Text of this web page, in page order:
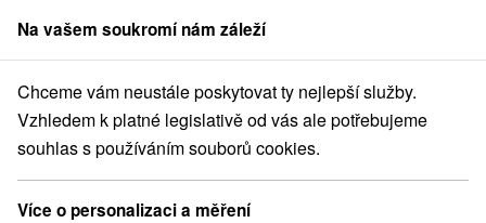
člen skupinySorger
Východné Slovensko Prešovský kraj Tatranská Lomnica
Atrakce Tatranská Lomnica a v
okolí
Na vašem soukromí nám záleží
Chceme vám neustále poskytovat ty nejlepší služby.
Vzhledem k platné legislativě od vás ale potřebujeme
souhlas s používáním souborů cookies.
Více o personalizaci a měření